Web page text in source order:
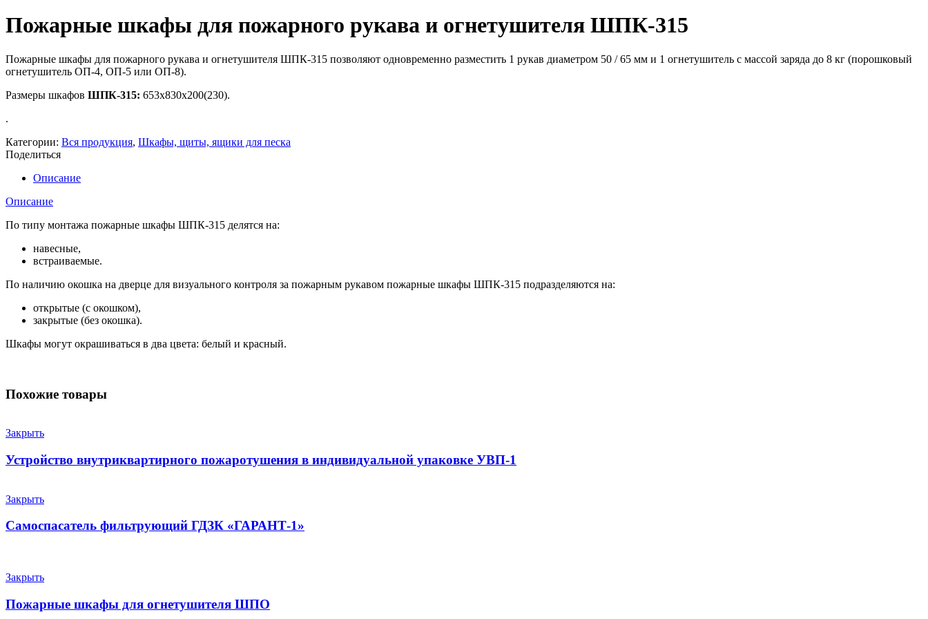
Пожарные шкафы для пожарного рукава и огнетушителя ШПК-315
Пожарные шкафы для пожарного рукава и огнетушителя ШПК-315 позволяют одновременно разместить 1 рукав диаметром 50 / 65 мм и 1 огнетушитель c массой заряда до 8 кг (порошковый
огнетушитель ОП-4, ОП-5 или ОП-8).
Размеры шкафов ШПК-315: 653х830х200(230).
.
Категории: Вся продукция, Шкафы, щиты, ящики для песка
Поделиться
Описание
Описание
По типу монтажа пожарные шкафы ШПК-315 делятся на:
навесные,
встраиваемые.
По наличию окошка на дверце для визуального контроля за пожарным рукавом пожарные шкафы ШПК-315 подразделяются на:
открытые (с окошком),
закрытые (без окошка).
Шкафы могут окрашиваться в два цвета: белый и красный.
Похожие товары
Закрыть
Устройство внутриквартирного пожаротушения в индивидуальной упаковке УВП-1
Закрыть
Самоспасатель фильтрующий ГДЗК «ГАРАНТ-1»
Закрыть
Пожарные шкафы для огнетушителя ШПО